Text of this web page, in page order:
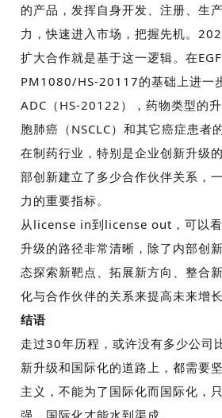
的产品，发挥自身开发、注册、生
力，快速进入市场，把握先机。
扩大合作就是基于这一逻辑。在
PM1080/HS-20117的基础上进一
ADC（HS-20122）
，药物类型的
胞肺癌（ NSCLC）和其它癌症患者
在制药行业，特别是企业创新升级
部创新建立了多少合作伙伴关系，
力的重要指标。
从 license in到license out ，可以
升级的路径非常清晰，除了内部创
态探索新靶点、拓展新方向、整合
化与合作伙伴的关系来提高未来增长
结语
走过30年历程，或许没有多少公司
新升级和国际化的道路上，都需要
主义，不能为了国际化而国际化，
强，国际化才能水到渠成。